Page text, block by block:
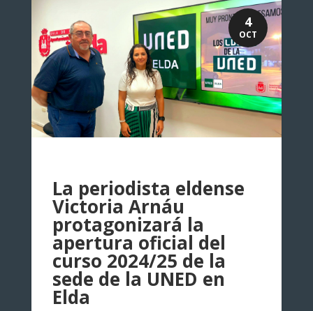
La periodista eldense
Victoria Arnáu
protagonizará la
apertura oficial del
curso 2024/25 de la
sede de la UNED en
Elda
4
OCT